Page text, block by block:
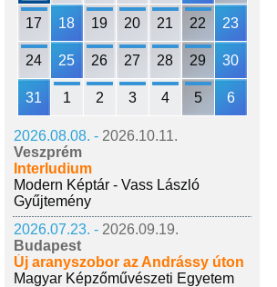
17 18 19 20 21 22 23
24 25 26 27 28 29 30
31 1 2 3 4 5 6
2026.08.08. - 2026.10.11.
Veszprém
Interludium
Modern Képtár - Vass László
Gyűjtemény
2026.07.23. - 2026.09.19.
Budapest
Új aranyszobor az Andrássy úton
Magyar Képzőművészeti Egyetem